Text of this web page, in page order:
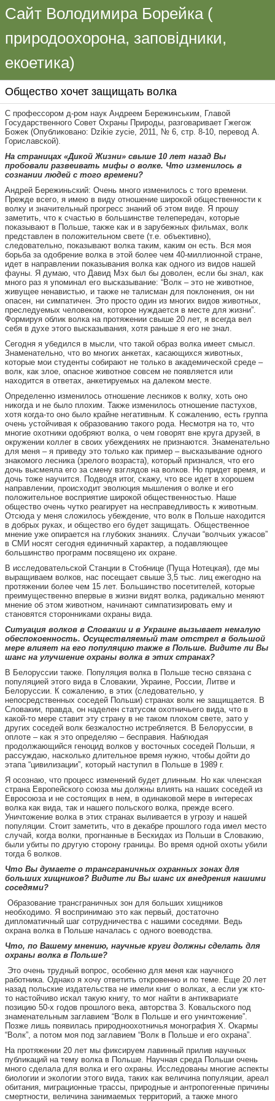
Сайт Володимира Борейка (
природоохорона, заповідники,
екоетика)
Общество хочет защищать волка
С профессором д-ром наук Андреем Бережинським, Главой
Государственного Совет Охраны Природы, разговаривает Гжегож
Божек (Опубликовано: Dzikie zycie, 2011, № 6, стр. 8-10, перевод А.
Гориславской).
На страницах «Дикой Жизни» свыше 10 лет назад Вы
пробовали развеивать мифы о волке. Что изменилось в
сознании людей с того времени?
Андрей Бережиньский: Очень много изменилось с того времени.
Прежде всего, я имею в виду отношение широкой общественности к
волку и значительный прогресс знаний об этом виде. Я прошу
заметить, что к счастью в большинстве телепередач, которые
показывают в Польше, также как и в зарубежных фильмах, волк
представлен в положительном свете (т.е. объективно),
следовательно, показывают волка таким, каким он есть. Вся моя
борьба за одобрение волка в этой более чем 40-миллионной стране,
идет в направлении показывания волка как одного из видов нашей
фауны. Я думаю, что Давид Мэх был бы доволен, если бы знал, как
много раз я упоминал его высказывание: “Волк – это не животное,
живущее ненавистью, и также не талисман для поклонения, он ни
опасен, ни симпатичен. Это просто один из многих видов животных,
преследуемых человеком, которое нуждается в месте для жизни”.
Формируя облик волка на протяжении свыше 20 лет, я всегда вел
себя в духе этого высказывания, хотя раньше я его не знал.
Сегодня я убедился в мысли, что такой образ волка имеет смысл.
Знаменательно, что во многих анкетах, касающихся животных,
которые мои студенты собирают не только в академической среде –
волк, как злое, опасное животное совсем не появляется или
находится в ответах, анкетируемых на далеком месте.
Определенно изменилось отношение лесников к волку, хоть оно
никогда и не было плохим. Также изменилось отношение пастухов,
хотя когда-то оно было крайне негативным. К сожалению, есть группа
очень устойчивая к образованию такого рода. Несмотря на то, что
многие охотники одобряют волка, о чем говорят вне круга друзей, в
окружении коллег в своих убеждениях не признаются. Знаменательно
для меня – я приведу это только как пример – высказывание одного
знакомого лесника (зрелого возраста), который признался, что его
дочь высмеяла его за смену взглядов на волков. Но придет время, и
дочь тоже научится. Подводя итог, скажу, что все идет в хорошем
направлении, происходит эволюция мышления о волке и его
положительное восприятие широкой общественностью. Наше
общество очень чутко реагирует на несправедливость к животным.
Отсюда у меня сложилось убеждение, что волк в Польше находится
в добрых руках, и общество его будет защищать. Общественное
мнение уже опирается на глубоких знаниях. Случаи “волчьих ужасов”
в СМИ носят сегодня единичный характер, а подавляющее
большинство программ посвящено их охране.
В исследовательской Станции в Стобнице (Пуща Нотецкая), где мы
выращиваем волков, нас посещает свыше 3,5 тыс. лиц ежегодно на
протяжении более чем 15 лет. Большинство посетителей, которые
преимущественно впервые в жизни видят волка, радикально меняют
мнение об этом животном, начинают симпатизировать ему и
становятся сторонниками охраны вида.
Ситуация волков в Словакии и в Украине вызывает немалую
обеспокоенность. Осуществляемый там отстрел в большой
мере влияет на его популяцию также в Польше. Видите ли Вы
шанс на улучшение охраны волка в этих странах?
В Белоруссии также. Популяция волка в Польше тесно связана с
популяцией этого вида в Словакии, Украине, России, Литве и
Белоруссии. К сожалению, в этих (следовательно, у
непосредственных соседей Польши) странах волк не защищается. В
Словакии, правда, он наделен статусом охотничьего вида, что в
какой-то мере ставит эту страну в не таком плохом свете, зато у
других соседей волк безжалостно истребляется. В Белоруссии, в
оплоте – как я это определяю – бесправия. Наблюдая
продолжающийся геноцид волков у восточных соседей Польши, я
рассуждаю, насколько длительное время нужно, чтобы дойти до
этапа “цивилизации”, который наступил в Польше в 1989 г.
Я осознаю, что процесс изменений будет длинным. Но как членская
страна Европейского союза мы должны влиять на наших соседей из
Евросоюза и не состоящих в нем, в одинаковой мере в интересах
волка как вида, так и нашего польского волка, прежде всего.
Уничтожение волка в этих странах выливается в угрозу и нашей
популяции. Стоит заметить, что в декабре прошлого года имел место
случай, когда волки, прогнанные в Бескидах из Польши в Словакию,
были убиты по другую сторону границы. Во время одной охоты убили
тогда 6 волков.
Что Вы думаете о трансграничных охранных зонах для
больших хищников? Видите ли Вы шанс их внедрения нашими
соседями?
Образование трансграничных зон для больших хищников
необходимо. Я воспринимаю это как первый, достаточно
дипломатичный шаг сотрудничества с нашими соседями. Ведь
охрана волка в Польше началась с одного воеводства.
Что, по Вашему мнению, научные круги должны сделать для
охраны волка в Польше?
Это очень трудный вопрос, особенно для меня как научного
работника. Однако я хочу ответить откровенно и по теме. Еще 20 лет
назад польские издательства не имели книг о волках, а если уж кто-
то настойчиво искал такую книгу, то мог найти в антиквариате
позицию 50-х годов прошлого века, авторства 3. Ковальского под
знаменательным заглавием “Волк в Польше и его уничтожение”.
Позже лишь появилась природноохотничья монография X. Окармы
“Волк”, а потом моя под заглавием “Волк в Польше и его охрана”.
На протяжении 20 лет мы фиксируем лавинный прилив научных
публикаций на тему волка в Польше. Научная среда Польши очень
много сделала для волка и его охраны. Исследованы многие аспекты
биологии и экологии этого вида, таких как величина популяции, ареал
обитания, миграционные трассы, природные и антропогенные причины
смертности, величина занимаемых территорий, а также много